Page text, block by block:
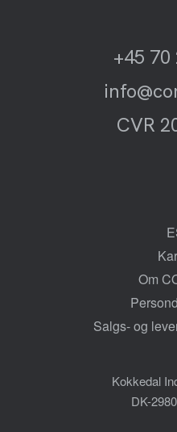
+45 70
CVR
Om
Salgs- og
Kokkedal
DK-